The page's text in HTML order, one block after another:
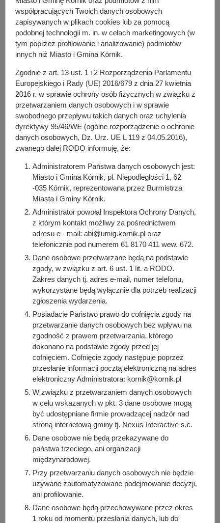
danych w określonym celu, np. w procesie realizacji
czynności,
konieczność realizowania prawnie uzasadnionych
celów Administratora Danych Osobowych, które
wyrażone są poprzez:
zarządzanie serwisami internetowymi,
dostosowaniem ich zawartości do Państwa potrzeb i
oczekiwań, zapewnienie bezpieczeństwa Państwa
danych w cyberprzestrzeni.
PRAWA UŻYTKOWNIKÓW
Prawa przysługujące użytkownikom serwisów
kornik.pl
związku z przetwarzaniem danych osobowych:
W każdym dowolnym czasie macie Państwo prawo do
wycofania udzielonej zgody, co spowoduje zaprzestanie
przetwarzania danych osobowych, przetwarzanych na
podstawie udzielonej zgody. Cofnięcie zgody nie
wpływa na zgodność przetwarzania danych osobowych,
którego dokonaliśmy na podstawie udzielonej zgody
przed jej cofnięciem.
Macie Państwo prawo żądania usunięcia(prawo do
bycia zapomnianym) dotyczących Państwa danych
osobowych z wymienionych w polityce systemów
informatycznych. Prawo to zostanie zrealizowane przez
Administratora, o ile nie spoczywa na Administratorze
prawny obowiązek zachowania, a tym samym
przetwarzania danych, pomimo wniesienia przez prawa
do bycia zapomnianym.
Macie Państwo prawo dostępu do swoich danych
(żądania wydania kopii danych).
Prawo to możecie
Gminy Kórnik lub za pośrednictwem poczty tradycyjnej.
Macie Państwo prawo do sprostowania
(aktualizacji
danych).Prawo to można realizować osobiście w
Urzędzie Miasta i Gminy Kórnik. Informujemy, że
zaktualizowanie danych nie spowoduje usunięcia
danych przed dokonaniem aktualizacji, co związane jest
z obowiązkiem zachowania spójności danych,
przetwarzanych przez Administratora Danych
Osobowych w określonym celu.
Macie Państwo prawo do ograniczenia przetwarzania,
w tym również do wniesienia sprzeciwu wobec
współpracujących Twoich danych osobowych
zapisywanych w plikach cookies lub za pomocą
podobnej technologii m. in. w celach marketingowych (w
tym poprzez profilowanie i analizowanie) podmiotów
innych niż Miasto i Gmina Kórnik.
Zgodnie z art. 13 ust. 1 i 2 Rozporządzenia Parlamentu
Europejskiego i Rady (UE) 2016/679 z dnia 27 kwietnia
2016 r. w sprawie ochrony osób fizycznych w związku z
przetwarzaniem danych osobowych i w sprawie
swobodnego przepływu takich danych oraz uchylenia
dyrektywy 95/46/WE (ogólne rozporządzenie o ochronie
danych osobowych, Dz. Urz. UE L 119 z 04.05.2016),
zwanego dalej RODO informuję, że:
Administratorem Państwa danych osobowych jest:
Miasto i Gmina Kórnik, pl. Niepodległości 1, 62
-035 Kórnik, reprezentowana przez Burmistrza
Miasta i Gminy Kórnik.
Administrator powołał Inspektora Ochrony Danych,
z którym kontakt możliwy za pośrednictwem
adresu e - mail: abi@umig.kornik.pl oraz
telefonicznie pod numerem 61 8170 411 wew. 672.
Dane osobowe przetwarzane będą na podstawie
zgody, w związku z art. 6 ust. 1 lit. a RODO.
Zakres danych tj. adres e-mail, numer telefonu,
wykorzystane będą wyłącznie dla potrzeb realizacji
zgłoszenia wydarzenia.
Posiadacie Państwo prawo do cofnięcia zgody na
przetwarzanie danych osobowych bez wpływu na
zgodność z prawem przetwarzania, którego
dokonano na podstawie zgody przed jej
cofnięciem. Cofnięcie zgody następuje poprzez
przesłanie informacji pocztą elektroniczną na adres
elektroniczny Administratora: kornik@kornik.pl
W związku z przetwarzaniem danych osobowych
w celu wskazanych w pkt. 3 dane osobowe mogą
być udostępniane firmie prowadzącej nadzór nad
stroną internetową gminy tj. Nexus Interactive s.c.
Dane osobowe nie będą przekazywane do
państwa trzeciego, ani organizacji
międzynarodowej.
Przy przetwarzaniu danych osobowych nie będzie
używane zautomatyzowane podejmowanie decyzji,
ani profilowanie.
Dane osobowe będą przechowywane przez okres
1 roku od momentu przesłania danych, lub do